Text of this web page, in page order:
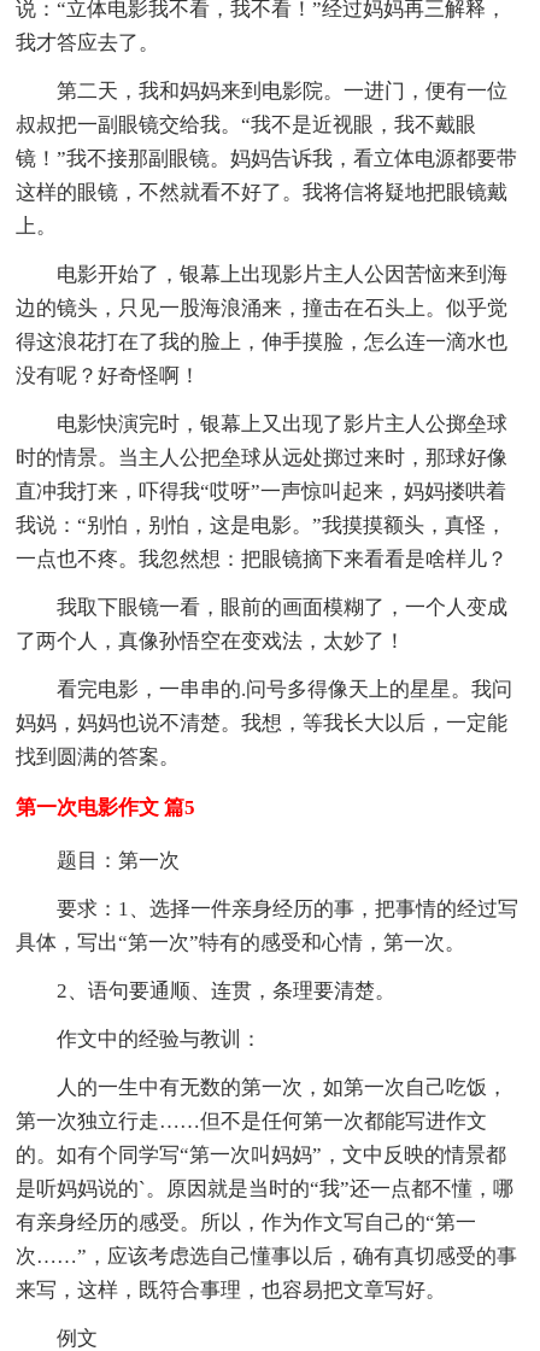
说：“立体电影我不看，我不看！”经过妈妈再三解释，
我才答应去了。
第二天，我和妈妈来到电影院。一进门，便有一位
叔叔把一副眼镜交给我。“我不是近视眼，我不戴眼
镜！”我不接那副眼镜。妈妈告诉我，看立体电源都要带
这样的眼镜，不然就看不好了。我将信将疑地把眼镜戴
上。
电影开始了，银幕上出现影片主人公因苦恼来到海
边的镜头，只见一股海浪涌来，撞击在石头上。似乎觉
得这浪花打在了我的脸上，伸手摸脸，怎么连一滴水也
没有呢？好奇怪啊！
电影快演完时，银幕上又出现了影片主人公掷垒球
时的情景。当主人公把垒球从远处掷过来时，那球好像
直冲我打来，吓得我“哎呀”一声惊叫起来，妈妈搂哄着
我说：“别怕，别怕，这是电影。”我摸摸额头，真怪，
一点也不疼。我忽然想：把眼镜摘下来看看是啥样儿？
我取下眼镜一看，眼前的画面模糊了，一个人变成
了两个人，真像孙悟空在变戏法，太妙了！
看完电影，一串串的.问号多得像天上的星星。我问
妈妈，妈妈也说不清楚。我想，等我长大以后，一定能
找到圆满的答案。
第一次电影作文 篇5
题目：第一次
要求：1、选择一件亲身经历的事，把事情的经过写
具体，写出“第一次”特有的感受和心情，第一次。
2、语句要通顺、连贯，条理要清楚。
作文中的经验与教训：
人的一生中有无数的第一次，如第一次自己吃饭，
第一次独立行走……但不是任何第一次都能写进作文
的。如有个同学写“第一次叫妈妈”，文中反映的情景都
是听妈妈说的`。原因就是当时的“我”还一点都不懂，哪
有亲身经历的感受。所以，作为作文写自己的“第一
次……”，应该考虑选自己懂事以后，确有真切感受的事
来写，这样，既符合事理，也容易把文章写好。
例文